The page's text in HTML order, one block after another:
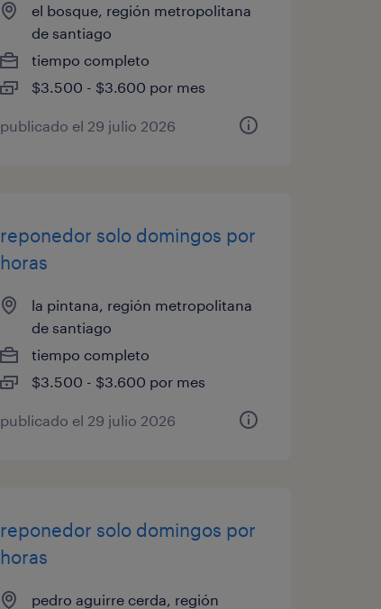
el bosque, región metropolitana
de santiago
tiempo completo
$3.500 - $3.600 por mes
publicado el 29 julio 2026
reponedor solo domingos por
horas
la pintana, región metropolitana
de santiago
tiempo completo
$3.500 - $3.600 por mes
publicado el 29 julio 2026
reponedor solo domingos por
horas
pedro aguirre cerda, región